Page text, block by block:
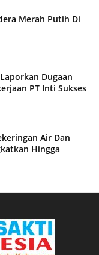
Merah Putih Di
Dugaan
PT Inti Sukses
Air Dan
Hingga